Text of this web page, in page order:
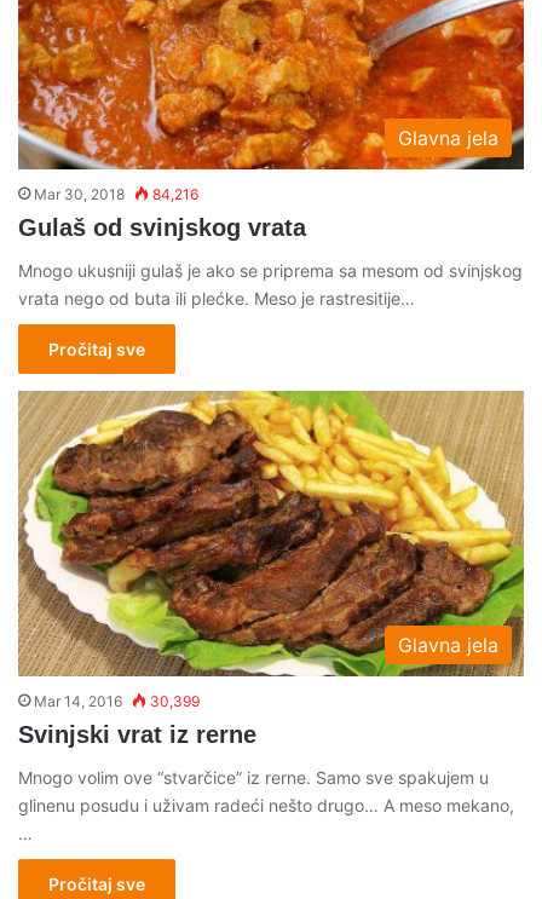
Glavna jela
Mar 30, 2018 84,216
Gulaš od svinjskog vrata
Mnogo ukusniji gulaš je ako se priprema sa mesom od svinjskog
vrata nego od buta ili plećke. Meso je rastresitije…
Pročitaj sve
Glavna jela
Mar 14, 2016 30,399
Svinjski vrat iz rerne
Mnogo volim ove “stvarčice” iz rerne. Samo sve spakujem u
glinenu posudu i uživam radeći nešto drugo… A meso mekano,
…
Pročitaj sve